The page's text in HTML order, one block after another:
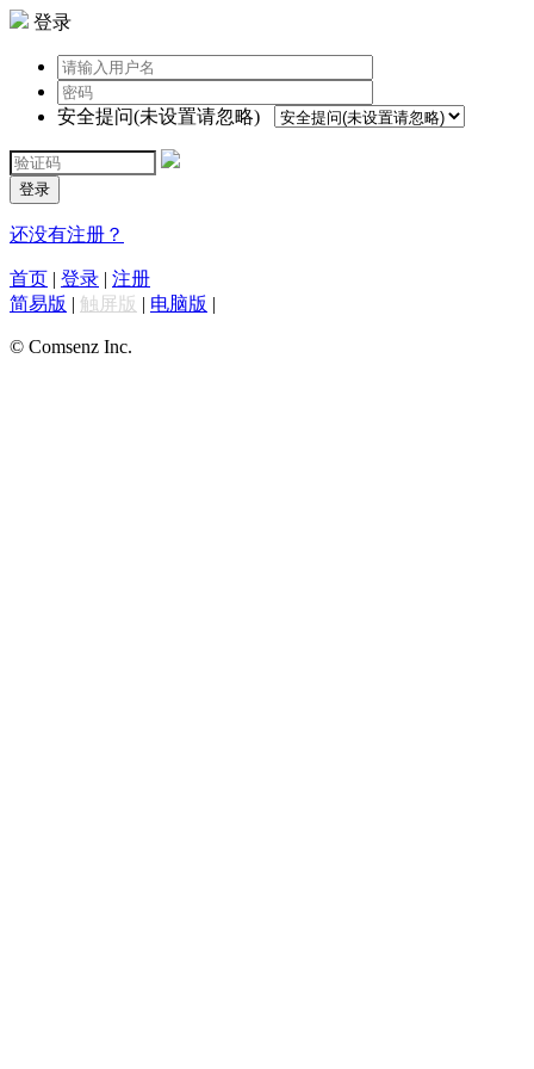
登录
安全提问(未设置请忽略)
登录
还没有注册？
首页 | 登录 | 注册
简易版 | 触屏版 | 电脑版 |
© Comsenz Inc.